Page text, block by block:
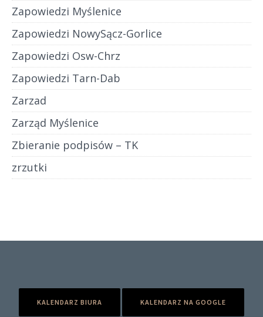
Zapowiedzi Myślenice
Zapowiedzi NowySącz-Gorlice
Zapowiedzi Osw-Chrz
Zapowiedzi Tarn-Dab
Zarzad
Zarząd Myślenice
Zbieranie podpisów – TK
zrzutki
KALENDARZ BIURA KALENDARZ NA GOOGLE